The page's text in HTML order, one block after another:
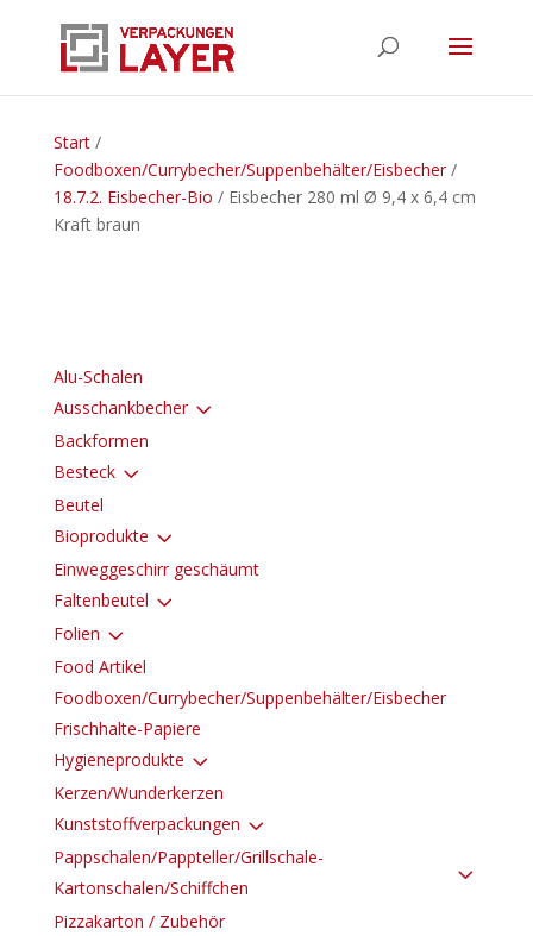
Start/
Foodboxen/Currybecher/Suppenbehälter/Eisbecher/
18.7.2. Eisbecher-Bio / Eisbecher 280 ml Ø 9,4 x 6,4 cm
Kraft braun
Alu-Schalen
Ausschankbecher3
Backformen
Besteck3
Beutel
Bioprodukte 3
Einweggeschirr geschäumt
Faltenbeutel 3
Folien 3
Food Artikel
Foodboxen/Currybecher/Suppenbehälter/Eisbecher
Frischhalte-Papiere
Hygieneprodukte 3
Kerzen/Wunderkerzen
Kunststoffverpackungen 3
Pappschalen/Pappteller/Grillschale-
Kartonschalen/Schiffchen
3
Pizzakarton / Zubehör